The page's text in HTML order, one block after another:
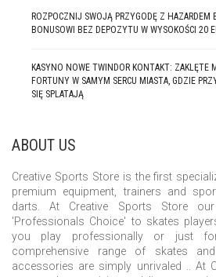
Home
My Account News
ROZPOCZNIJ SWOJĄ PRZYGODĘ Z HAZARDEM
BONUSOWI BEZ DEPOZYTU W WYSOKOŚCI 20
KASYNO NOWE TWINDOR KONTAKT: ZAKLĘTE
FORTUNY W SAMYM SERCU MIASTA, GDZIE
SIĘ SPLATAJĄ
ABOUT US
Creative Sports Store is the first
premium equipment, trainers and
darts. At Creative Sports Store
'Professionals Choice' to skates
you play professionally or just
comprehensive range of skates
accessories are simply unrivaled .. At